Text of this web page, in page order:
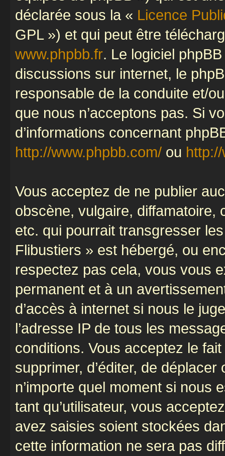
déclarée sous la « Licence
GPL ») et qui peut être
www.phpbb.fr. Le logiciel
discussions sur internet, le
responsable de la conduite et/
que nous n’acceptons pas. Si
d’informations concernant
http://www.phpbb.com/ ou
Vous acceptez de ne publier
obscène, vulgaire, diffamatoire,
etc. qui pourrait transgresser
Flibustiers » est hébergé, ou
respectez pas cela, vous vous
permanent et à un
d’accès à internet si nous le
l’adresse IP de tous les
conditions. Vous acceptez le
supprimer, d’éditer, de
n’importe quel moment si nous
tant qu’utilisateur, vous
avez saisies soient stockées
cette information ne sera pas